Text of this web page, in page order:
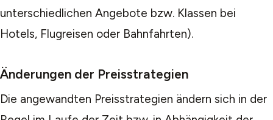
unterschiedlichen Angebote bzw. Klassen bei
Hotels, Flugreisen oder Bahnfahrten).
Änderungen der Preisstrategien
Die angewandten Preisstrategien ändern sich in der